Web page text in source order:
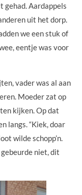
gehad. Aardappels
uit het dorp.
we een stuk of
eentje was voor
vader was al aan
Moeder zat op
kijken. Op dat
langs. “Kiek, doar
wilde schopp’n.
niet, dit